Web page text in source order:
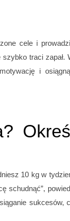
cele i
traci zapał.
i
10 kg w
schudnąć”,
sukcesów,